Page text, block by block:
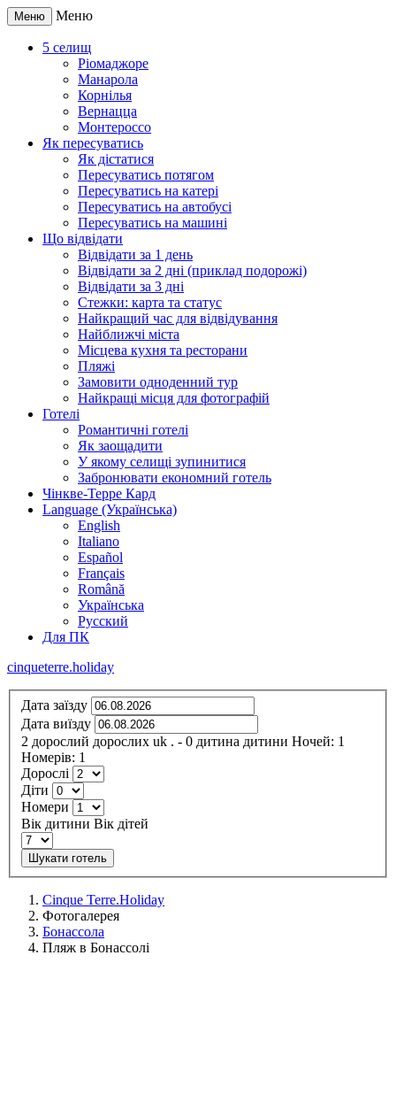
Меню Меню
5 селищ
Ріомаджоре
Манарола
Корнілья
Вернацца
Монтероссо
Як пересуватись
Як дістатися
Пересуватись потягом
Пересуватись на катері
Пересуватись на автобусі
Пересуватись на машині
Що відвідати
Відвідати за 1 день
Відвідати за 2 дні (приклад подорожі)
Відвідати за 3 дні
Стежки: карта та статус
Найкращий час для відвідування
Найближчі міста
Місцева кухня та ресторани
Пляжі
Замовити одноденний тур
Найкращі місця для фотографій
Готелі
Романтичні готелі
Як заощадити
У якому селищі зупинитися
Забронювати економний готель
Чінкве-Терре Кард
Language (Українська)
English
Italiano
Español
Français
Română
Українська
Русский
Для ПК
cinqueterre.holiday
Дата заїзду
Дата виїзду
2 дорослий дорослих uk . - 0 дитина дитини Ночей: 1
Номерів: 1
Дорослі
Діти
Номери
Вік дитини Вік дітей
Шукати готель
Cinque Terre.Holiday
Фотогалерея
Бонассола
Пляж в Бонассолі